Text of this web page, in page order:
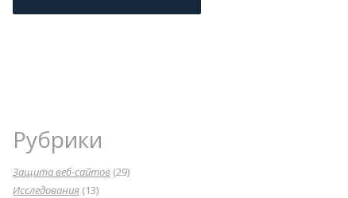
Рубрики
Защита веб-сайтов (29)
Исследования (13)